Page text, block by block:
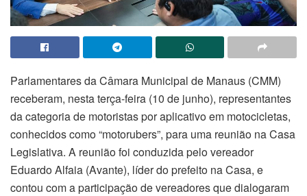
Parlamentares da Câmara Municipal de Manaus (CMM)
receberam, nesta terça-feira (10 de junho), representantes
da categoria de motoristas por aplicativo em motocicletas,
conhecidos como “motorubers”, para uma reunião na Casa
Legislativa. A reunião foi conduzida pelo vereador
Eduardo Alfaia (Avante), líder do prefeito na Casa, e
contou com a participação de vereadores que dialogaram